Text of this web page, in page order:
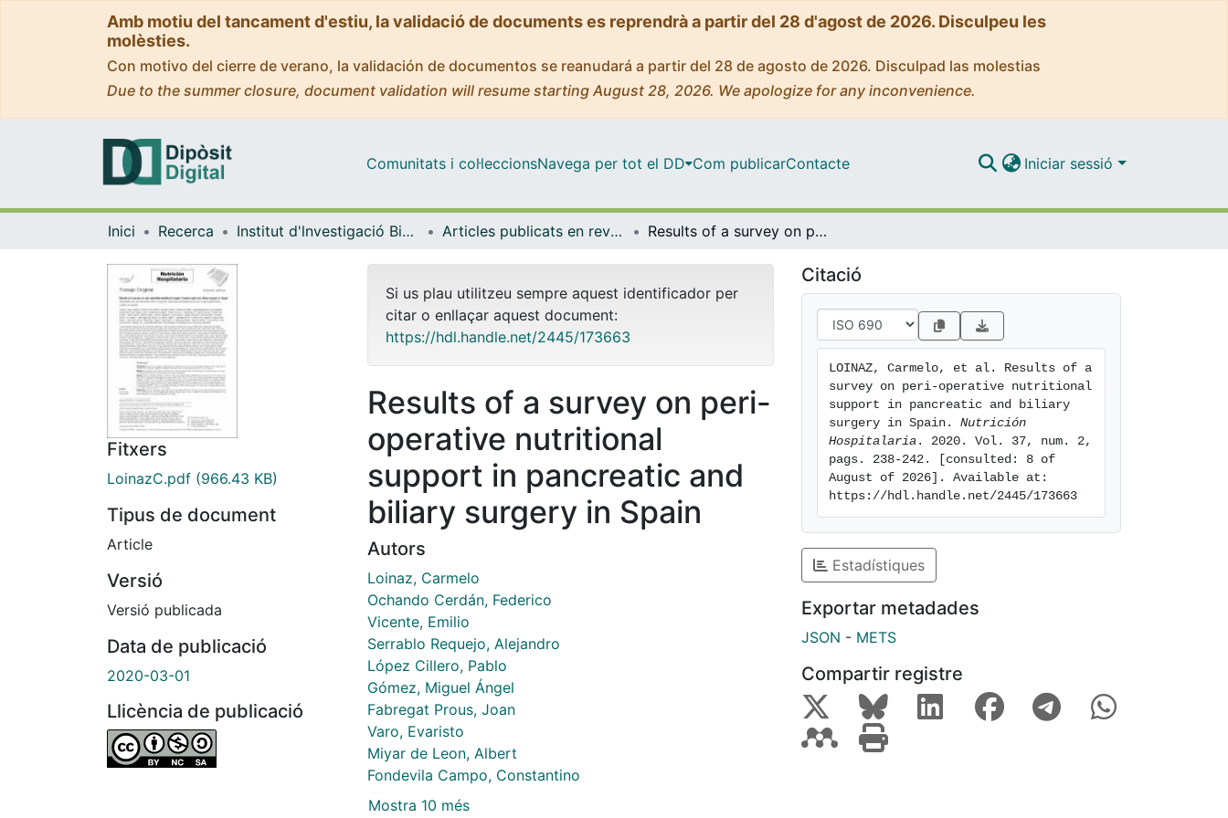
Amb motiu del tancament d'estiu, la validació de documents es reprendrà a partir del 28 d'agost de 2026. Disculpeu les
molèsties.
Con motivo del cierre de verano, la validación de documentos se reanudará a partir del 28 de agosto de 2026. Disculpad las molestias
Due to the summer closure, document validation will resume starting August 28, 2026. We apologize for any inconvenience.
Comunitats i col·leccionsNavega per tot el DD Com publicarContacte Iniciar sessió
Inici Recerca Institut d'lnvestigació Biomèdica de Bellvitge (IDIBELL) Articles publicats en revistes (Institut d'lnvestigació Biomèdica de Bellvitge (IDIBELL)) Results of a survey on peri-operative nutritional support in pancreatic and biliary surgery in Spain
Fitxers
LoinazC.pdf (966.43 KB)
Tipus de document
Article
Versió
Versió publicada
Data de publicació
2020-03-01
Llicència de publicació
Si us plau utilitzeu sempre aquest identificador per
citar o enllaçar aquest document:
https://hdl.handle.net/2445/173663
Results of a survey on peri-
operative nutritional
support in pancreatic and
biliary surgery in Spain
Autors
Loinaz, Carmelo
Ochando Cerdán, Federico
Vicente, Emilio
Serrablo Requejo, Alejandro
López Cillero, Pablo
Gómez, Miguel Ángel
Fabregat Prous, Joan
Varo, Evaristo
Miyar de Leon, Albert
Fondevila Campo, Constantino
Mostra 10 més
Citació
LOINAZ, Carmelo, et al. Results of a
survey on peri-operative nutritional
support in pancreatic and biliary
surgery in Spain. Nutrición
Hospitalaria . 2020. Vol. 37, num. 2,
pags. 238-242. [consulted: 8 of
August of 2026]. Available at:
https://hdl.handle.net/2445/173663
Estadístiques
Exportar metadades
JSON - METS
Compartir registre